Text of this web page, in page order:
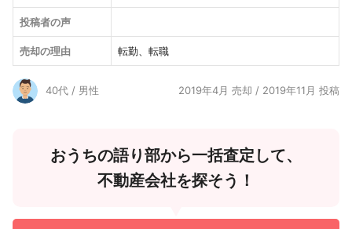
投稿者の声
売却の理由 転勤、転職
40代 / 男性 2019年4月 売却 / 2019年11月 投稿
おうちの語り部から一括査定して、
不動産会社を探そう！